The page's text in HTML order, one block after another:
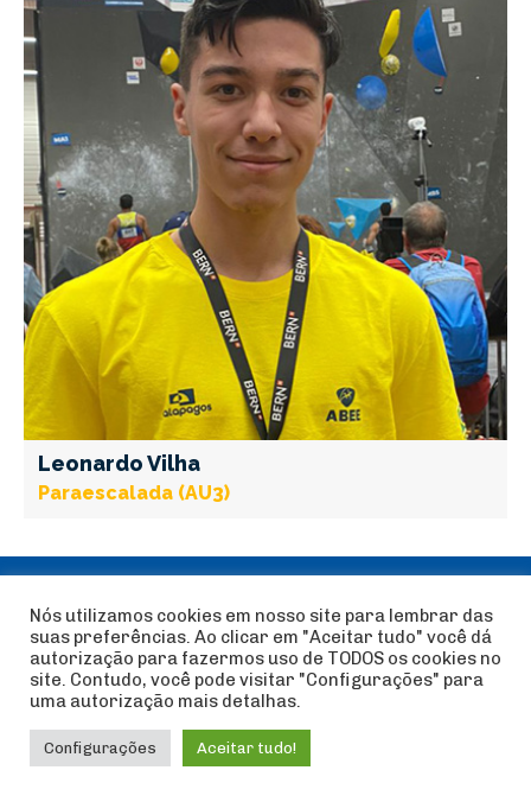
Leonardo Vilha
Paraescalada (AU3)
MAPA DO SITE
SOBRE
História
Diretoria
Nós utilizamos cookies em nosso site para lembrar das
suas preferências. Ao clicar em "Aceitar tudo" você dá
autorização para fazermos uso de TODOS os cookies no
site. Contudo, você pode visitar "Configurações" para
uma autorização mais detalhas.
Configurações Aceitar tudo!